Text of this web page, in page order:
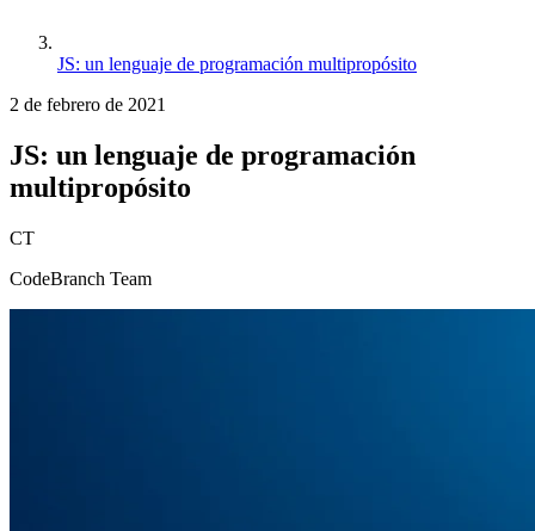
JS: un lenguaje de programación multipropósito
2 de febrero de 2021
JS: un lenguaje de programación
multipropósito
CT
CodeBranch Team